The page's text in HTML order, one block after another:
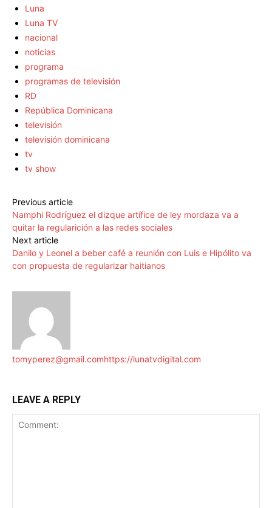
Luna
Luna TV
nacional
noticias
programa
programas de televisión
RD
República Dominicana
televisión
televisión dominicana
tv
tv show
Previous article
Namphi Rodríguez el dizque artífice de ley mordaza va a
quitar la regularición a las redes sociales
Next article
Danilo y Leonel a beber café a reunión con Luis e Hipólito va
con propuesta de regularizar haitianos
tomyperez@gmail.comhttps://lunatvdigital.com
LEAVE A REPLY